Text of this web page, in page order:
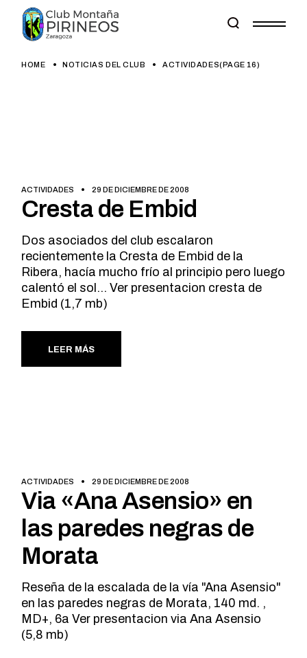
content
HOME NOTICIAS DEL CLUB ACTIVIDADES(PAGE 16)
ACTIVIDADES 29 DE DICIEMBRE DE 2008
Cresta de Embid
Dos asociados del club escalaron
recientemente la Cresta de Embid de la
Ribera, hacía mucho frío al principio pero luego
calentó el sol… Ver presentacion cresta de
Embid (1,7 mb)
LEER MÁS
ACTIVIDADES 29 DE DICIEMBRE DE 2008
Via «Ana Asensio» en
las paredes negras de
Morata
Reseña de la escalada de la vía "Ana Asensio"
en las paredes negras de Morata, 140 md. ,
MD+, 6a Ver presentacion via Ana Asensio
(5,8 mb)